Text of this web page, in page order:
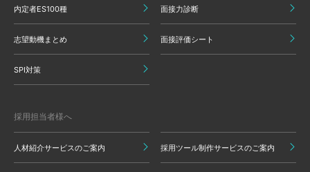
内定者ES100種 面接力診断
志望動機まとめ 面接評価シート
SPI対策
採用担当者様へ
人材紹介サービスのご案内 採用ツール制作サービスのご案内